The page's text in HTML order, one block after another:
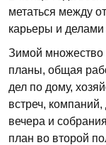
метаться между
карьеры и делами
Зимой множество
планы, общая
дел по дому,
встреч,
вечера и
план во второй